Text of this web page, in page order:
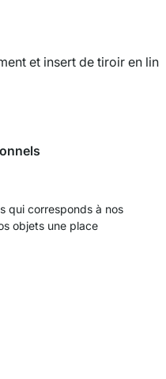
qui corresponds à nos
objets une place